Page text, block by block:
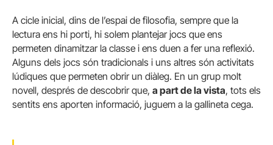
A cicle inicial, dins de l’espai de filosofia, sempre que la
lectura ens hi porti, hi solem plantejar jocs que ens
permeten dinamitzar la classe i ens duen a fer una reflexió.
Alguns dels jocs són tradicionals i uns altres són activitats
lúdiques que permeten obrir un diàleg. En un grup molt
novell, després de descobrir que, a part de la vista, tots els
sentits ens aporten informació, juguem a la gallineta cega.